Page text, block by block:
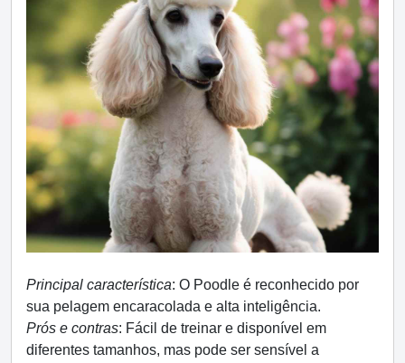
Principal característica: O Poodle é reconhecido por
sua pelagem encaracolada e alta inteligência.
Prós e contras: Fácil de treinar e disponível em
diferentes tamanhos, mas pode ser sensível a